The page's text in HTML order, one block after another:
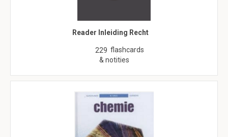
Reader Inleiding Recht
229 flashcards
& notities